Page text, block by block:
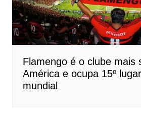
Flamengo é o clube mais
América e ocupa 15º
mundial